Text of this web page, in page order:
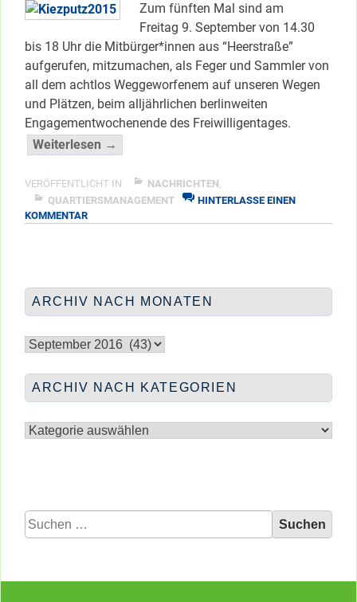
Zum fünften Mal sind am
Freitag 9. September von 14.30
bis 18 Uhr die Mitbürger*innen aus “Heerstraße”
aufgerufen, mitzumachen, als Feger und Sammler von
all dem achtlos Weggeworfenem auf unseren Wegen
und Plätzen, beim alljährlichen berlinweiten
Engagementwochenende des Freiwilligentages.
Weiterlesen →
Putztag,
Kiezputztag!”
</span
VERÖFFENTLICHT IN NACHRICHTEN,
QUARTIERSMANAGEMENT
HINTERLASSE EINEN
KOMMENTARZU
ARCHIV NACH MONATEN
nach
ARCHIV NACH KATEGORIEN
nach
Suchen
nach: